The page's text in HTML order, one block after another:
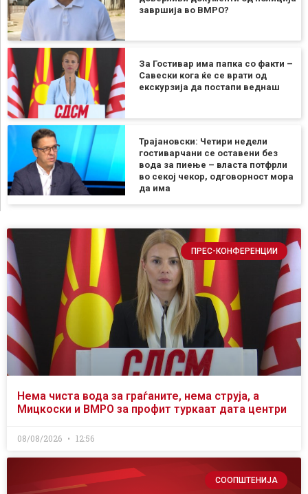
завршија во ВМРО?
За Гостивар има папка со факти –
Савески кога ќе се врати од
екскурзија да постапи веднаш
Трајановски: Четири недели
гостиварчани се оставени без
вода за пиење – власта потфрли
во секој чекор, одговорност мора
да има
ПРЕС-КОНФЕРЕНЦИИ
Нема чиста вода за граѓаните, нема струја, а
Мицкоски и ВМРО за профит туркаат дата центри
08/08/2026 12:56
СООПШТЕНИЈА